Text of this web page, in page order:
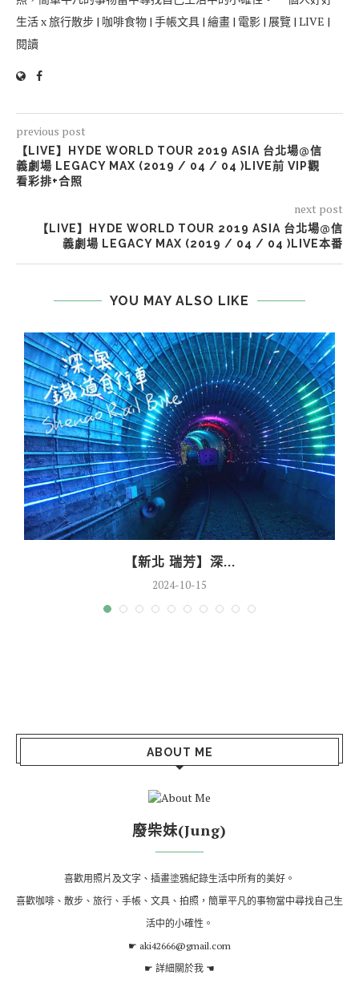
生活 x 旅行散步 | 咖啡食物 | 手帳文具 | 繪畫 | 電影 | 展覽 | LIVE |
閱讀
previous post
【LIVE】HYDE WORLD TOUR 2019 ASIA 台北場@信
義劇場 LEGACY MAX (2019 / 04 / 04 )LIVE前 VIP觀
看彩排+合照
next post
【LIVE】HYDE WORLD TOUR 2019 ASIA 台北場@信
義劇場 LEGACY MAX (2019 / 04 / 04 )LIVE本番
YOU MAY ALSO LIKE
【新北 瑞芳】深...
2024-10-15
ABOUT ME
廢柴妹(Jung)
喜歡用照片及文字、插畫塗鴉紀錄生活中所有的美好。
喜歡咖啡、散步、旅行、手帳、文具、拍照，簡單平凡的事物當中尋找自己生
活中的小確性。
☛ aki42666@gmail.com
☛ 詳細關於我 ☚